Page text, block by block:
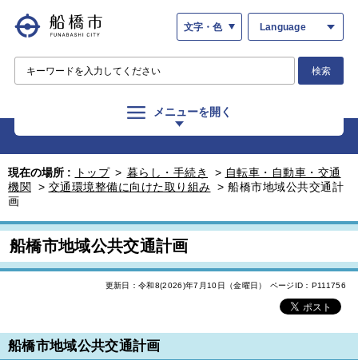
文字・色 Language
検索
メニューを開く
現在の場所 : トップ > 暮らし・手続き > 自転車・自動車・交通
機関
> 交通環境整備に向けた取り組み > 船橋市地域公共交通計
画
船橋市地域公共交通計画
更新日：令和8(2026)年7月10日（金曜日） ページID：P111756
船橋市地域公共交通計画